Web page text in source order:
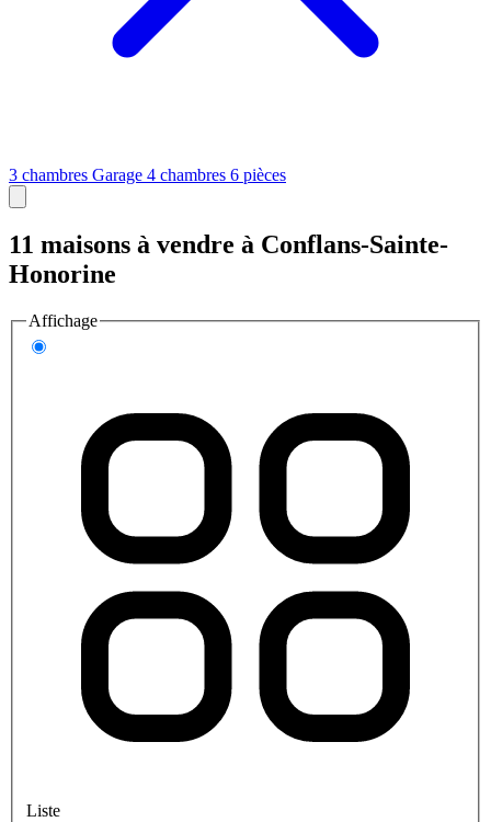
3 chambres Garage 4 chambres 6 pièces
11 maisons à vendre à Conflans-Sainte-
Honorine
Affichage
Liste